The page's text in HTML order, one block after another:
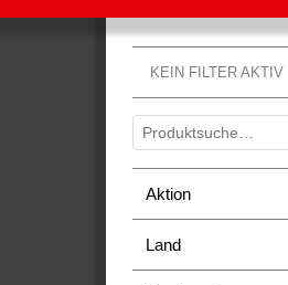
KEIN FILTER AKTIV
Aktion
Land